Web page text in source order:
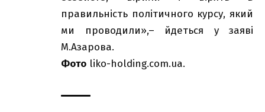
правильність політичного курсу, який
ми проводили»,– йдеться у заяві
М.Азарова.
Фото liko-holding.com.ua.